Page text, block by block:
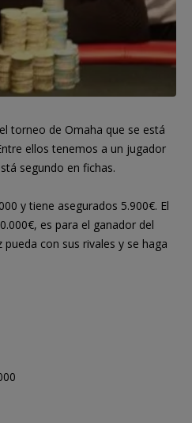
torneo de Omaha que se está
ellos tenemos a un jugador
segundo en fichas.
y tiene asegurados 5.900€. El
es para el ganador del
con sus rivales y se haga